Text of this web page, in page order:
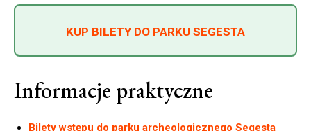
KUP BILETY DO PARKU SEGESTA
Informacje praktyczne
Bilety wstępu do parku archeologicznego Segesta